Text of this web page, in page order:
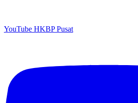
YouTube HKBP Pusat